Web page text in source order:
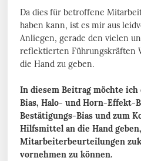
Da dies für betroffene
haben kann, ist es mir aus
Anliegen, gerade den vielen
reflektierten Führungskräften
die Hand zu geben.
In diesem Beitrag möchte
Bias, Halo- und Horn-Effekt-
Bestätigungs-Bias und zum
Hilfsmittel an die Hand
Mitarbeiterbeurteilungen
vornehmen zu können.